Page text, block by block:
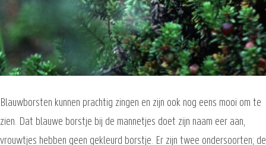
Blauwborsten kunnen prachtig zingen en zijn ook nog eens mooi om te
zien. Dat blauwe borstje bij de mannetjes doet zijn naam eer aan,
vrouwtjes hebben geen gekleurd borstje. Er zijn twee ondersoorten; de